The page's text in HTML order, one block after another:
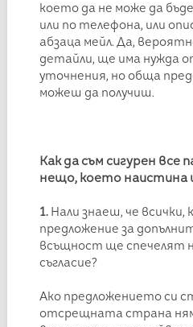
което да не може да
или по телефона, или
абзаца мейл. Да,
детайли, ще има нужда
уточнения, но обща
можеш да получиш.
Как да съм сигурен все
нещо, което наистина
1.Нали знаеш, че
предложение за
всъщност ще
съгласие?
Ако предложението си
отсрещната страна